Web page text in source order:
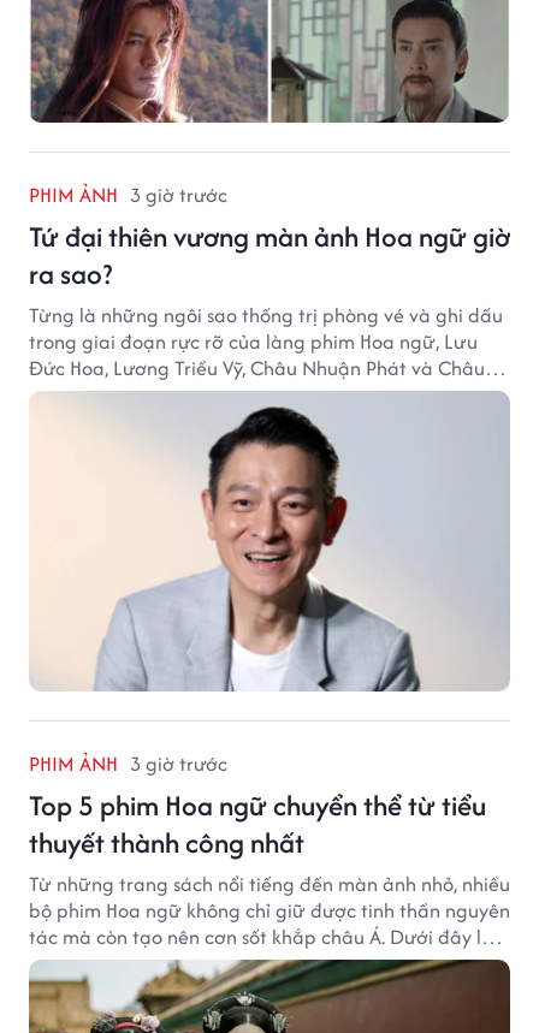
PHIM ẢNH 3 giờ trước
Tứ đại thiên vương màn ảnh Hoa ngữ giờ
ra sao?
Từng là những ngôi sao thống trị phòng vé và ghi dấu
trong giai đoạn rực rỡ của làng phim Hoa ngữ, Lưu
Đức Hoa, Lương Triều Vỹ, Châu Nhuận Phát và Châu
Tinh Trì giờ đã bước sang một chặng đường mới. Dù
mỗi người có lựa chọn khác nhau, sức ảnh hưởng của
họ vẫn chưa bao giờ suy giảm.
PHIM ẢNH 3 giờ trước
Top 5 phim Hoa ngữ chuyển thể từ tiểu
thuyết thành công nhất
Từ những trang sách nổi tiếng đến màn ảnh nhỏ, nhiều
bộ phim Hoa ngữ không chỉ giữ được tinh thần nguyên
tác mà còn tạo nên cơn sốt khắp châu Á. Dưới đây là 5
tác phẩm được xem là những màn chuyển thể thành
công nhất, góp phần đưa tên tuổi diễn viên và nguyên
tác lên một tầm cao mới.